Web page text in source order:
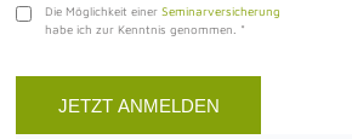
Die Möglichkeit einer Seminarversicherung
habe ich zur Kenntnis genommen. *